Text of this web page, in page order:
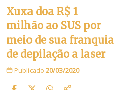
Xuxa doa R$ 1
milhão ao SUS por
meio de sua franquia
de depilação a laser
Publicado 20/03/2020